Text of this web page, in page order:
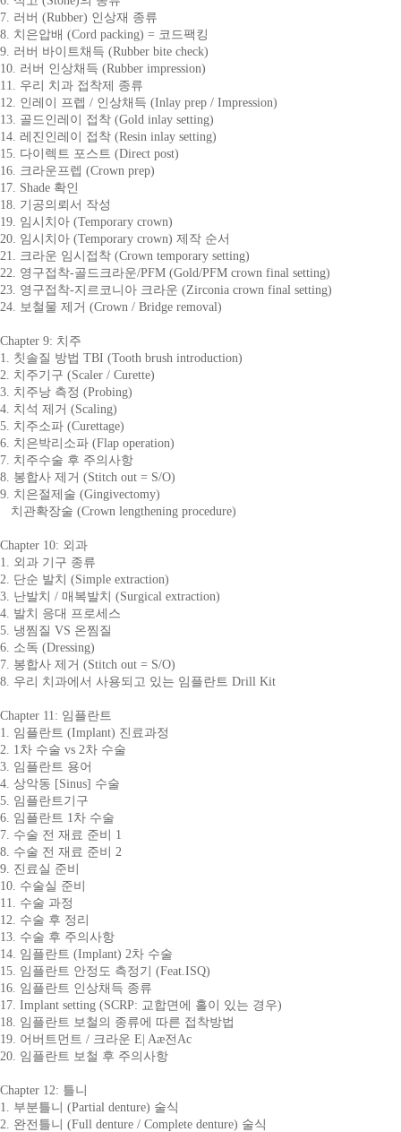
7. 러버 (Rubber) 인상재 종류
8. 치은압배 (Cord packing) = 코드팩킹
9. 러버 바이트채득 (Rubber bite check)
10. 러버 인상채득 (Rubber impression)
11. 우리 치과 접착제 종류
12. 인레이 프렙 / 인상채득 (Inlay prep / Impression)
13. 골드인레이 접착 (Gold inlay setting)
14. 레진인레이 접착 (Resin inlay setting)
15. 다이렉트 포스트 (Direct post)
16. 크라운프렙 (Crown prep)
17. Shade 확인
18. 기공의뢰서 작성
19. 임시치아 (Temporary crown)
20. 임시치아 (Temporary crown) 제작 순서
21. 크라운 임시접착 (Crown temporary setting)
22. 영구접착-골드크라운/PFM (Gold/PFM crown final setting)
23. 영구접착-지르코니아 크라운 (Zirconia crown final setting)
24. 보철물 제거 (Crown / Bridge removal)
Chapter 9: 치주
1. 칫솔질 방법 TBI (Tooth brush introduction)
2. 치주기구 (Scaler / Curette)
3. 치주낭 측정 (Probing)
4. 치석 제거 (Scaling)
5. 치주소파 (Curettage)
6. 치은박리소파 (Flap operation)
7. 치주수술 후 주의사항
8. 봉합사 제거 (Stitch out = S/O)
9. 치은절제술 (Gingivectomy)
치관확장술 (Crown lengthening procedure)
Chapter 10: 외과
1. 외과 기구 종류
2. 단순 발치 (Simple extraction)
3. 난발치 / 매복발치 (Surgical extraction)
4. 발치 응대 프로세스
5. 냉찜질 VS 온찜질
6. 소독 (Dressing)
7. 봉합사 제거 (Stitch out = S/O)
8. 우리 치과에서 사용되고 있는 임플란트 Drill Kit
Chapter 11: 임플란트
1. 임플란트 (Implant) 진료과정
2. 1차 수술 vs 2차 수술
3. 임플란트 용어
4. 상악동 [Sinus] 수술
5. 임플란트기구
6. 임플란트 1차 수술
7. 수술 전 재료 준비 1
8. 수술 전 재료 준비 2
9. 진료실 준비
10. 수술실 준비
11. 수술 과정
12. 수술 후 정리
13. 수술 후 주의사항
14. 임플란트 (Implant) 2차 수술
15. 임플란트 안정도 측정기 (Feat.ISQ)
16. 임플란트 인상채득 종류
17. Implant setting (SCRP: 교합면에 홀이 있는 경우)
18. 임플란트 보철의 종류에 따른 접착방법
19. 어버트먼트 / 크라운 E| Aæ전Ac
20. 임플란트 보철 후 주의사항
Chapter 12: 틀니
1. 부분틀니 (Partial denture) 술식
2. 완전틀니 (Full denture / Complete denture) 술식